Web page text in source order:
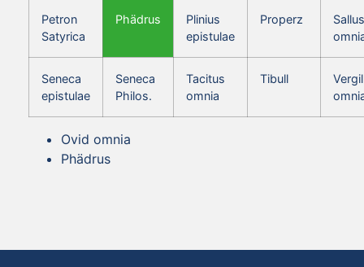
Petron
Satyrica
Phädrus
Plinius
epistulae
Properz
Seneca
epistulae
Seneca
Philos.
Tacitus
omnia
Tibull
Vergil
Ovid omnia
Phädrus